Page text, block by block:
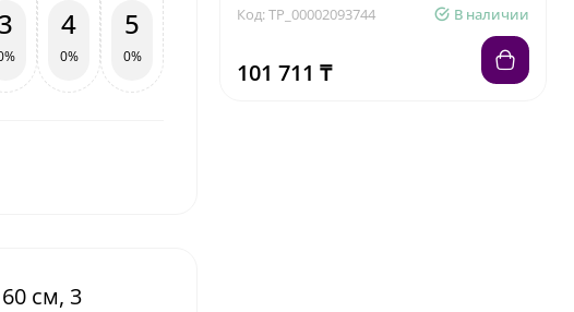
3 4
0%
5
0%
см, 3
Код: TP_00002093744 В наличии
101 711 ₸